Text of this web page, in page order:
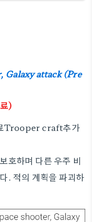
attack (Pre
)
Trooper craft추가
호하며 다른 우주 비
. 적의 계획을 파괴하